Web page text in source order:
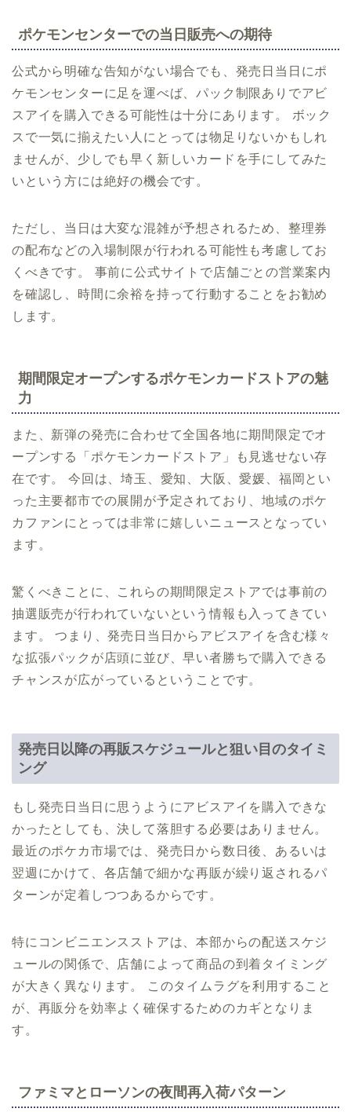
ポケモンセンターでの当日販売への期待
公式から明確な告知がない場合でも、発売日当日にポ
ケモンセンターに足を運べば、パック制限ありでアビ
スアイを購入できる可能性は十分にあります。 ボック
スで一気に揃えたい人にとっては物足りないかもしれ
ませんが、少しでも早く新しいカードを手にしてみた
いという方には絶好の機会です。
ただし、当日は大変な混雑が予想されるため、整理券
の配布などの入場制限が行われる可能性も考慮してお
くべきです。 事前に公式サイトで店舗ごとの営業案内
を確認し、時間に余裕を持って行動することをお勧め
します。
期間限定オープンするポケモンカードストアの魅
力
また、新弾の発売に合わせて全国各地に期間限定でオ
ープンする「ポケモンカードストア」も見逃せない存
在です。 今回は、埼玉、愛知、大阪、愛媛、福岡とい
った主要都市での展開が予定されており、地域のポケ
カファンにとっては非常に嬉しいニュースとなってい
ます。
驚くべきことに、これらの期間限定ストアでは事前の
抽選販売が行われていないという情報も入ってきてい
ます。 つまり、発売日当日からアビスアイを含む様々
な拡張パックが店頭に並び、早い者勝ちで購入できる
チャンスが広がっているということです。
発売日以降の再販スケジュールと狙い目のタイミ
ング
もし発売日当日に思うようにアビスアイを購入できな
かったとしても、決して落胆する必要はありません。
最近のポケカ市場では、発売日から数日後、あるいは
翌週にかけて、各店舗で細かな再販が繰り返されるパ
ターンが定着しつつあるからです。
特にコンビニエンスストアは、本部からの配送スケジ
ュールの関係で、店舗によって商品の到着タイミング
が大きく異なります。 このタイムラグを利用すること
が、再販分を効率よく確保するためのカギとなりま
す。
ファミマとローソンの夜間再入荷パターン